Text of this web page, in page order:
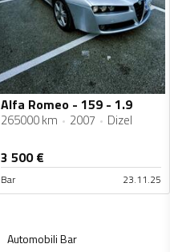
Alfa Romeo - 159 - 1.9
265000 km 2007 Dizel
3 500€
Bar 23.11.25
AutomobiliBar